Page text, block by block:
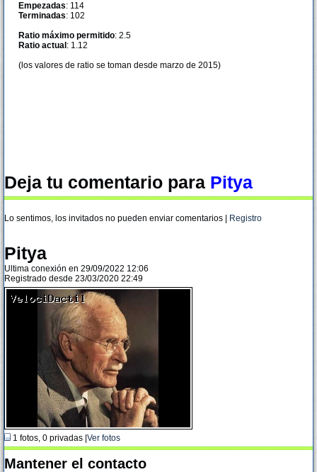
Empezadas: 114
Terminadas: 102
Ratio máximo permitido: 2.5
Ratio actual : 1.12
(los valores de ratio se toman desde marzo de 2015)
Deja tu comentario para Pitya
Lo sentimos, los invitados no pueden enviar comentarios | Registro
Pitya
Ultima conexión en 29/09/2022 12:06
Registrado desde 23/03/2020 22:49
1 fotos, 0 privadas | Ver fotos
Mantener el contacto